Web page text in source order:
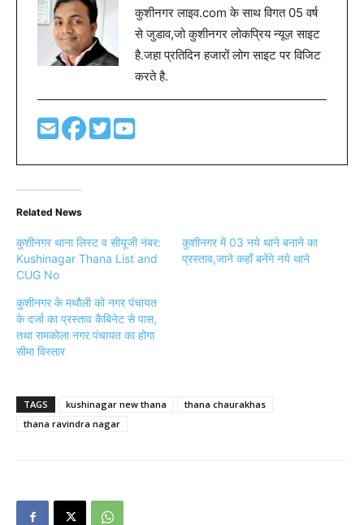
कुशीनगर लाइव.com के साथ विगत 05 वर्ष
से जुडाव,जो कुशीनगर लोकप्रिय न्यूज़ साइट
है.जहा प्रतिदिन हजारों लोग साइट पर विजिट
करते है.
Related News
कुशीनगर थाना लिस्ट व सीयूजी नंबर:
Kushinagar Thana List and
CUG No
कुशीनगर में 03 नये थाने बनाने का
प्रस्ताव,जाने कहाँ बनेंगे नये थाने
कुशीनगर के मथौली को नगर पंचायत
के दर्जा का प्रस्ताव कैबिनेट से पास,
तथा रामकोला नगर पंचायत का होगा
सीमा विस्तार
TAGS kushinagar new thana
thana chaurakhas
thana ravindra nagar